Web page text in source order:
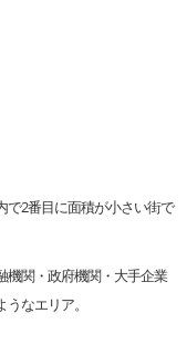
で2番目に面積が小さい街で
機関・政府機関・大手企業
なエリア。